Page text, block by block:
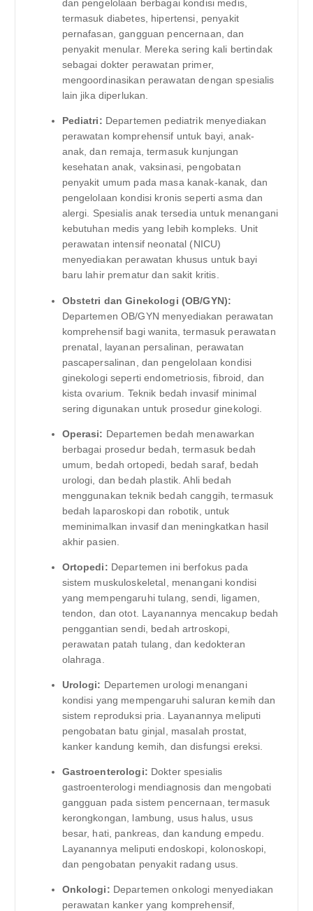
dan pengelolaan berbagai kondisi medis,
termasuk diabetes, hipertensi, penyakit
pernafasan, gangguan pencernaan, dan
penyakit menular. Mereka sering kali bertindak
sebagai dokter perawatan primer,
mengoordinasikan perawatan dengan spesialis
lain jika diperlukan.
Pediatri: Departemen pediatrik menyediakan
perawatan komprehensif untuk bayi, anak-
anak, dan remaja, termasuk kunjungan
kesehatan anak, vaksinasi, pengobatan
penyakit umum pada masa kanak-kanak, dan
pengelolaan kondisi kronis seperti asma dan
alergi. Spesialis anak tersedia untuk menangani
kebutuhan medis yang lebih kompleks. Unit
perawatan intensif neonatal (NICU)
menyediakan perawatan khusus untuk bayi
baru lahir prematur dan sakit kritis.
Obstetri dan Ginekologi (OB/GYN):
Departemen OB/GYN menyediakan perawatan
komprehensif bagi wanita, termasuk perawatan
prenatal, layanan persalinan, perawatan
pascapersalinan, dan pengelolaan kondisi
ginekologi seperti endometriosis, fibroid, dan
kista ovarium. Teknik bedah invasif minimal
sering digunakan untuk prosedur ginekologi.
Operasi: Departemen bedah menawarkan
berbagai prosedur bedah, termasuk bedah
umum, bedah ortopedi, bedah saraf, bedah
urologi, dan bedah plastik. Ahli bedah
menggunakan teknik bedah canggih, termasuk
bedah laparoskopi dan robotik, untuk
meminimalkan invasif dan meningkatkan hasil
akhir pasien.
Ortopedi: Departemen ini berfokus pada
sistem muskuloskeletal, menangani kondisi
yang mempengaruhi tulang, sendi, ligamen,
tendon, dan otot. Layanannya mencakup bedah
penggantian sendi, bedah artroskopi,
perawatan patah tulang, dan kedokteran
olahraga.
Urologi: Departemen urologi menangani
kondisi yang mempengaruhi saluran kemih dan
sistem reproduksi pria. Layanannya meliputi
pengobatan batu ginjal, masalah prostat,
kanker kandung kemih, dan disfungsi ereksi.
Gastroenterologi: Dokter spesialis
gastroenterologi mendiagnosis dan mengobati
gangguan pada sistem pencernaan, termasuk
kerongkongan, lambung, usus halus, usus
besar, hati, pankreas, dan kandung empedu.
Layanannya meliputi endoskopi, kolonoskopi,
dan pengobatan penyakit radang usus.
Onkologi: Departemen onkologi menyediakan
perawatan kanker yang komprehensif,